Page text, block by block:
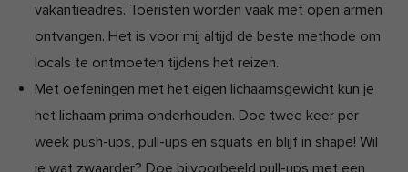
vakantieadres. Toeristen worden vaak met open armen
ontvangen. Het is voor mij altijd de beste methode om
locals te ontmoeten tijdens het reizen.
Met oefeningen met het eigen lichaamsgewicht kun je
het lichaam prima onderhouden. Doe twee keer per
week push-ups, pull-ups en squats en blijf in shape! Wil